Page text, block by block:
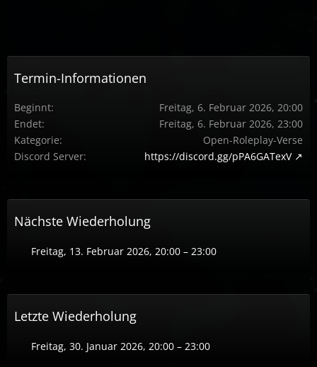
Termin-Informationen
Beginnt
Freitag, 6. Februar 2026, 20:00
Endet
Freitag, 6. Februar 2026, 23:00
Kategorie
Open-Roleplay-Verse
Discord Server
https://discord.gg/pPA6GATexV
Nächste Wiederholung
Freitag, 13. Februar 2026, 20:00 – 23:00
Letzte Wiederholung
Freitag, 30. Januar 2026, 20:00 – 23:00